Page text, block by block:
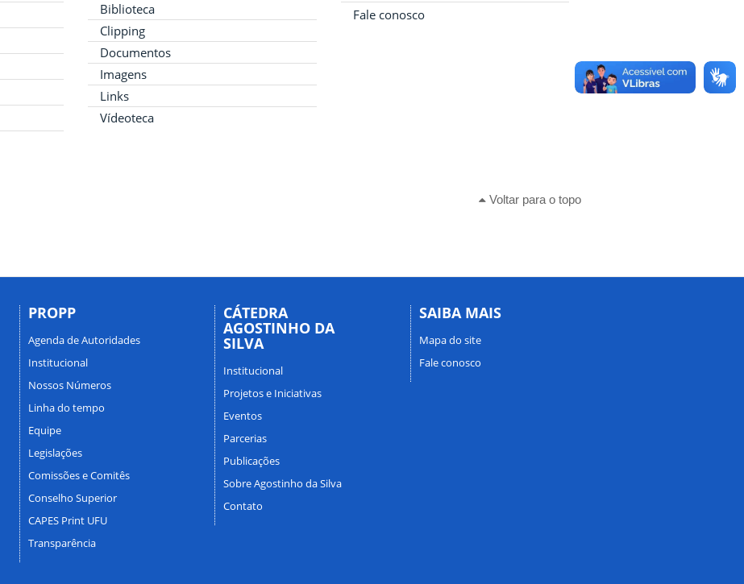
Biblioteca
Clipping
Documentos
Imagens
Links
Vídeoteca
Fale conosco
Voltar para o topo
PROPP
Agenda de Autoridades
Institucional
Nossos Números
Linha do tempo
Equipe
Legislações
Comissões e Comitês
Conselho Superior
CAPES Print UFU
Transparência
CÁTEDRA
AGOSTINHO DA
SILVA
Institucional
Projetos e Iniciativas
Eventos
Parcerias
Publicações
Sobre Agostinho da Silva
Contato
SAIBA MAIS
Mapa do site
Fale conosco